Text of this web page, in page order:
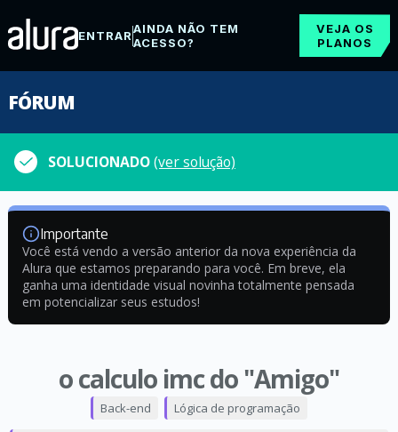
ENTRARAINDA NÃO TEM
ACESSO?
VEJA OS
PLANOS
FÓRUM
SOLUCIONADO(ver solução)
Importante
Você está vendo a versão anterior da nova experiência da
Alura que estamos preparando para você. Em breve, ela
ganha uma identidade visual novinha totalmente pensada
em potencializar seus estudos!
o calculo imc do "Amigo"
Back-end Lógica de programação